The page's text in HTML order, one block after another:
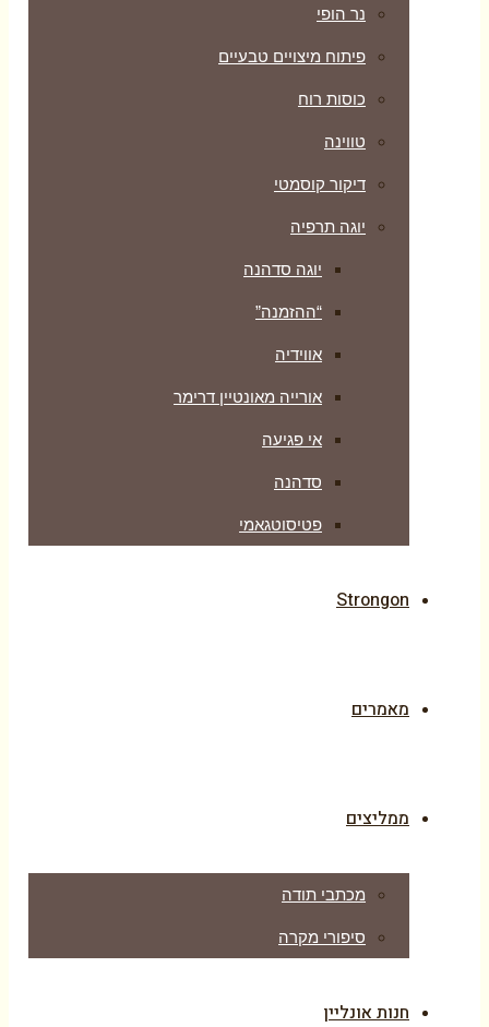
נר הופי
פיתוח מיצויים טבעיים
כוסות רוח
טווינה
דיקור קוסמטי
יוגה תרפיה
יוגה סדהנה
“ההזמנה”
אווידיה
אורייה מאונטיין דרימר
אי פגיעה
סדהנה
פטיסוטגאמי
Strongon
מאמרים
ממליצים
מכתבי תודה
סיפורי מקרה
חנות אונליין